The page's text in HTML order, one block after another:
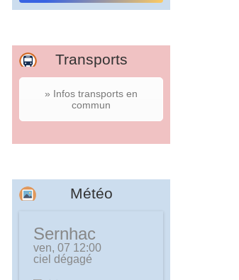
Transports
» Infos transports en
commun
Météo
Sernhac
ven, 07 12:00
ciel dégagé